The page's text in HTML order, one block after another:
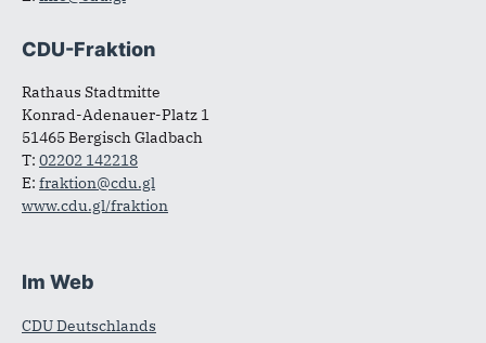
CDU-Fraktion
Rathaus Stadtmitte
Konrad-Adenauer-Platz 1
51465 Bergisch Gladbach
T: 02202 142218
E: fraktion@cdu.gl
www.cdu.gl/fraktion
Im Web
CDU Deutschlands